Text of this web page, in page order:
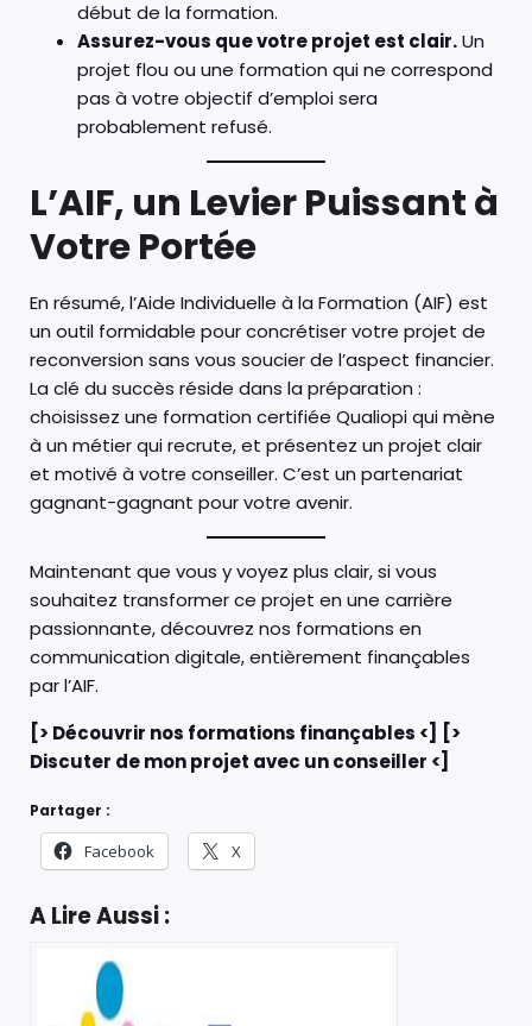
début de la formation.
Assurez-vous que votre projet est clair.Un
projet flou ou une formation qui ne correspond
pas à votre objectif d’emploi sera
probablement refusé.
L’AIF, un Levier Puissant à
Votre Portée
En résumé, l’Aide Individuelle à la Formation (AIF) est
un outil formidable pour concrétiser votre projet de
reconversion sans vous soucier de l’aspect financier.
La clé du succès réside dans la préparation :
choisissez une formation certifiée Qualiopi qui mène
à un métier qui recrute, et présentez un projet clair
et motivé à votre conseiller. C’est un partenariat
gagnant-gagnant pour votre avenir.
Maintenant que vous y voyez plus clair, si vous
souhaitez transformer ce projet en une carrière
passionnante, découvrez nos formations en
communication digitale, entièrement finançables
par l’AIF.
[> Découvrir nos formations finançables <] [>
Discuter de mon projet avec un conseiller <]
Partager :
Facebook X
A Lire Aussi :